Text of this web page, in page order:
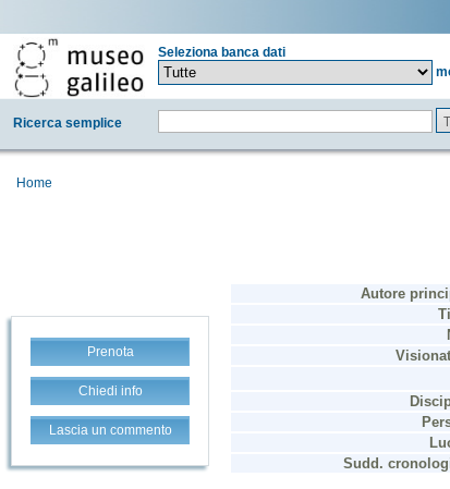
Seleziona banca dati
Ricerca semplice
Home
Prenota
Chiedi info
Lascia un commento